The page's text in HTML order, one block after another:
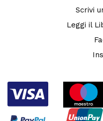
Scrivi
Leggi il